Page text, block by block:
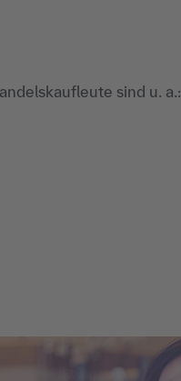
sind u. a.: